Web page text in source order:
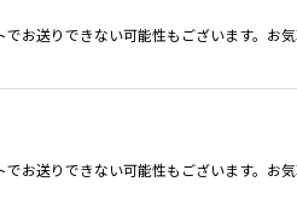
お送りできない可能性もございます。お
お送りできない可能性もございます。お